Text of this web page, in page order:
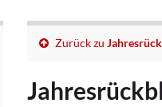
Zurück zu